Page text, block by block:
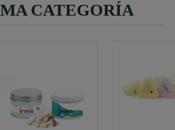
CATEGORÍA